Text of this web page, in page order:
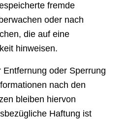
fremde
oder nach
die auf eine
hinweisen.
Entfernung oder Sperrung
nach den
bleiben hiervon
Haftung ist